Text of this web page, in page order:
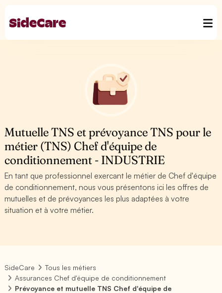
Mutuelle TNS et prévoyance TNS pour le
métier (TNS) Chef d'équipe de
conditionnement - INDUSTRIE
En tant que professionnel exercant le métier de Chef d'équipe
de conditionnement, nous vous présentons ici les offres de
mutuelles et de prévoyances les plus adaptées à votre
situation et à votre métier.
SideCare
Tous les métiers
Assurances Chef d'équipe de conditionnement
Prévoyance et mutuelle TNS Chef d'équipe de